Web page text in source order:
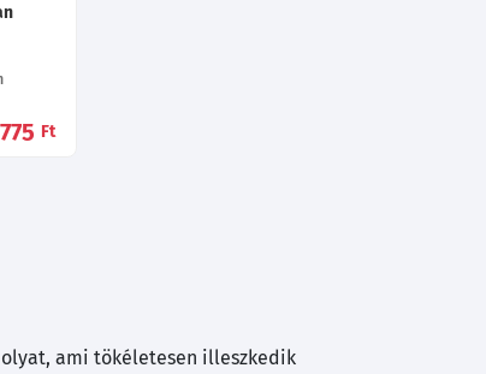
Ft
ami tökéletesen illeszkedik